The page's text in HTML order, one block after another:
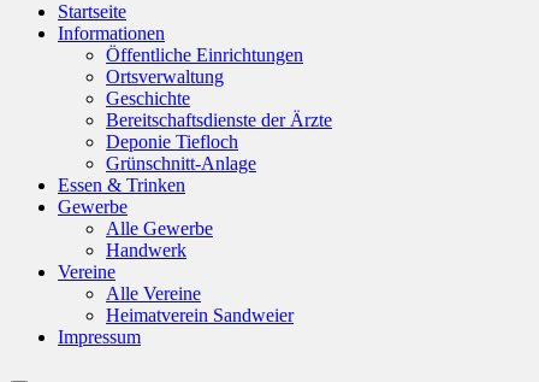
Startseite
Informationen
Öffentliche Einrichtungen
Ortsverwaltung
Geschichte
Bereitschaftsdienste der Ärzte
Deponie Tiefloch
Grünschnitt-Anlage
Essen & Trinken
Gewerbe
Alle Gewerbe
Handwerk
Vereine
Alle Vereine
Heimatverein Sandweier
Impressum